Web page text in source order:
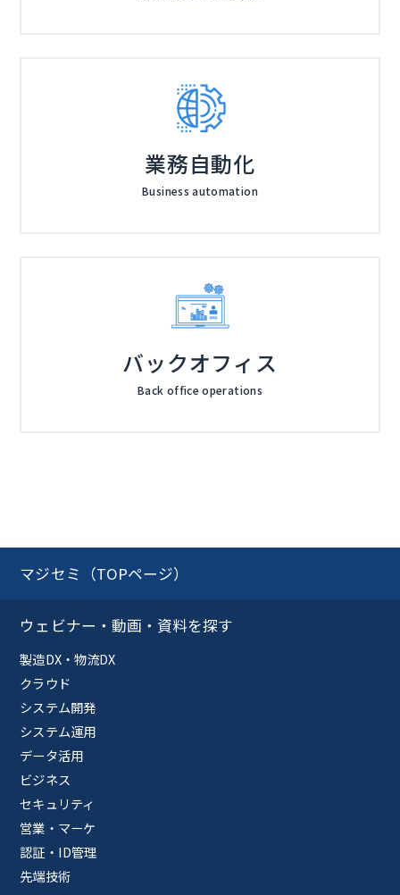
業務自動化
Business automation
バックオフィス
Back office operations
マジセミ（TOPページ）
ウェビナー・動画・資料を探す
製造DX・物流DX
クラウド
システム開発
システム運用
データ活用
ビジネス
セキュリティ
営業・マーケ
認証・ID管理
先端技術